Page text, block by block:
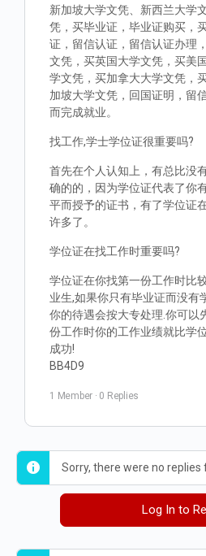
新加坡大学文凭、新西兰大学
凭，买毕业证，毕业证购买，
证，留信认证，留信认证办理
文凭，买英国大学文凭，买美
学文凭，买加拿大大学文凭，
加坡大学文凭，回国证明，留
而完成就业。
找工作,学士学位证很重要吗?
首先在个人认知上，有总比没
确的的，因为学位证代表了你
平而授予的证书，有了学位证
许多了。
学位证在找工作时重要吗?
学位证在你找第一份工作时比
业生,如果你只有毕业证而没有
你的待遇会按大专处理.你可以
份工作时你的工作业绩就比学
成功!
BB4D9
1 Member · 0 Replies
Sorry, there were no replies
Log In to